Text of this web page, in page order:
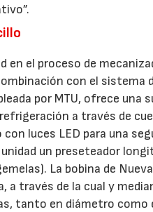
en el proceso de
con el sistema
por MTU, ofrece una
a través de
luces LED para una
un preseteador
La bobina de
través de la cual y
tanto en diámetro